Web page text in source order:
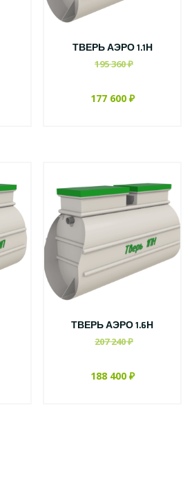
ТВЕРЬ АЭРО 1.1Н
195 360 ₽
177 600 ₽
ТВЕРЬ АЭРО 1.6Н
207 240 ₽
188 400 ₽